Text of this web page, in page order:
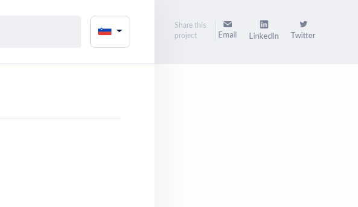
Share this
project
Email LinkedIn Twitter